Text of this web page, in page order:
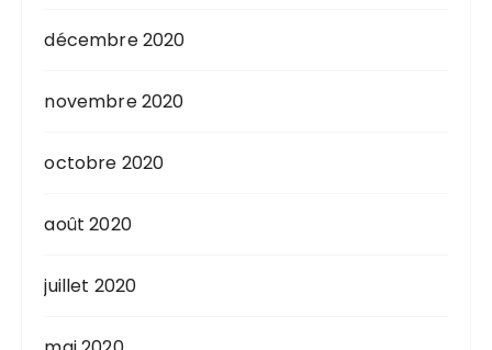
décembre 2020
novembre 2020
octobre 2020
août 2020
juillet 2020